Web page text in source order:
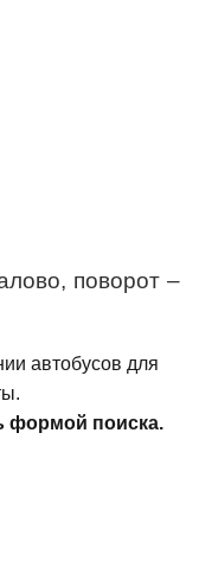
поворот –
автобусов для
формой поиска.